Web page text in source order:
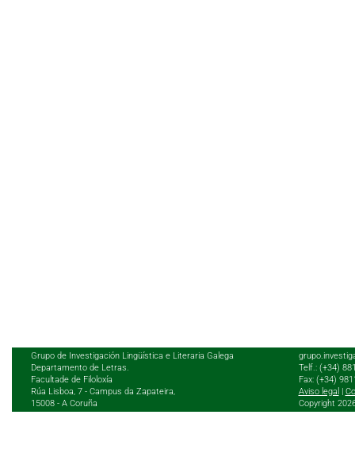
Grupo de Investigación Lingüística e Literaria Galega
Departamento de Letras.
Facultade de Filoloxía
Rúa Lisboa, 7 - Campus da Zapateira,
15008 - A Coruña
Telf.: (+34)
Fax: (+34)
Aviso legal
Copyright